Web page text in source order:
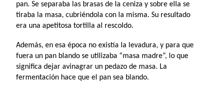
pan. Se separaba las brasas de la ceniza y sobre ella se
tiraba la masa, cubriéndola con la misma. Su resultado
era una apetitosa tortilla al rescoldo.
Además, en esa época no existía la levadura, y para que
fuera un pan blando se utilizaba “masa madre”, lo que
significa dejar avinagrar un pedazo de masa. La
fermentación hace que el pan sea blando.